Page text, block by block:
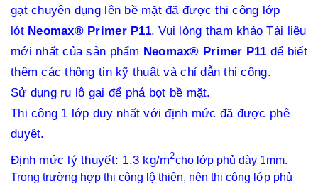
gạt chuyên dụng lên bề mặt đã được thi công lớp
lót Neomax® Primer P11. Vui lòng tham khảo Tài liệu
mới nhất của sản phẩm Neomax® Primer P11 để biết
thêm các thông tin kỹ thuật và chỉ dẫn thi công.
Sử dụng ru lô gai để phá bọt bề mặt.
Thi công 1 lớp duy nhất với định mức đã được phê
duyệt.
Định mức lý thuyết: 1.3 kg/m2cho lớp phủ dày 1mm.
Trong trường hợp thi công lộ thiên, nên thi công lớp phủ